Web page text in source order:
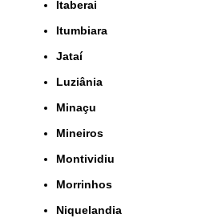
Itaberai
Itumbiara
Jataí
Luziânia
Minaçu
Mineiros
Montividiu
Morrinhos
Niquelandia